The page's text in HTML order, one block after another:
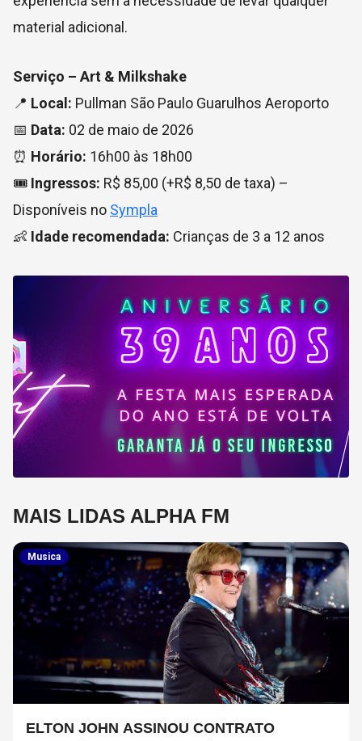
material adicional.
Serviço – Art & Milkshake
📍 Local: Pullman São Paulo Guarulhos Aeroporto
📅 Data: 02 de maio de 2026
⏰ Horário: 16h00 às 18h00
🎟️ Ingressos: R$ 85,00 (+R$ 8,50 de taxa) –
Disponíveis no Sympla
👶 Idade recomendada: Crianças de 3 a 12 anos
MAIS LIDAS ALPHA FM
Musica
ELTON JOHN ASSINOU CONTRATO